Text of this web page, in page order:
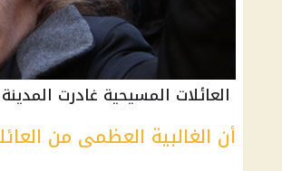
العائلات المسيحية غادرت المدينة
أن الغالبية العظمى من